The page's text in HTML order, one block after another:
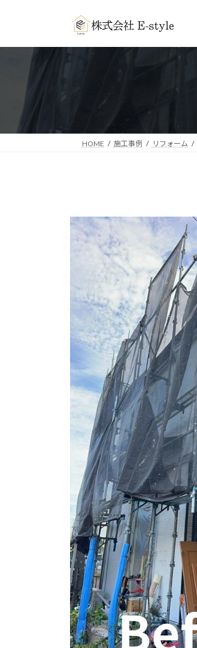
ン
プ
ー
動
HOME 施工事例 リフォーム